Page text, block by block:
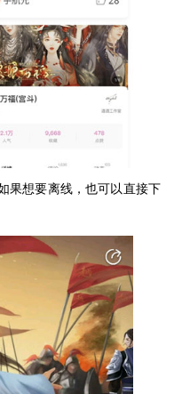
果想要离线，也可以直接下